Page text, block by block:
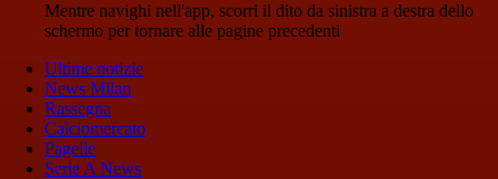
Mentre navighi nell'app, scorri il dito da sinistra a destra dello
schermo per tornare alle pagine precedenti
Ultime notizie
News Milan
Rassegna
Calciomercato
Pagelle
Serie A News